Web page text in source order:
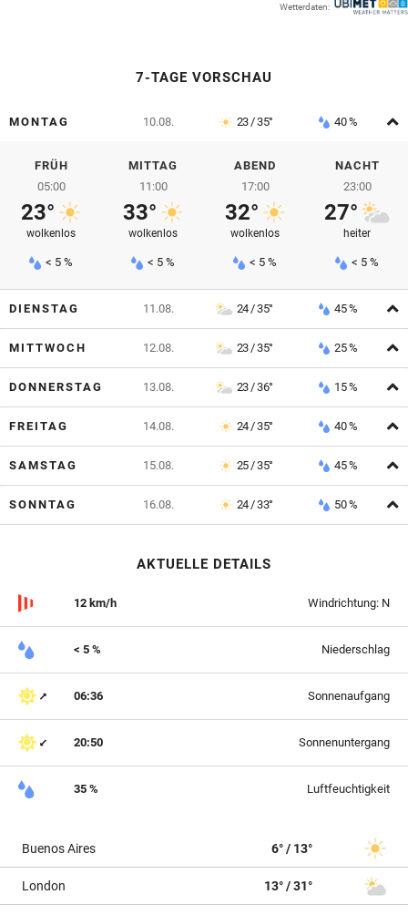
Wetterdaten:
7-TAGE VORSCHAU
MONTAG 10.08. 23 / 35° 40 %
FRÜH
05:00
23°
wolkenlos
< 5 %
MITTAG
11:00
33°
wolkenlos
< 5 %
ABEND
17:00
32°
wolkenlos
< 5 %
NACHT
23:00
27°
heiter
< 5 %
DIENSTAG 11.08. 24 / 35° 45 %
MITTWOCH 12.08. 23 / 35° 25 %
DONNERSTAG 13.08. 23 / 36° 15 %
FREITAG 14.08. 24 / 35° 40 %
SAMSTAG 15.08. 25 / 35° 45 %
SONNTAG 16.08. 24 / 33° 50 %
AKTUELLE DETAILS
12 km/h Windrichtung: N
< 5 % Niederschlag
06:36 Sonnenaufgang
20:50 Sonnenuntergang
35 % Luftfeuchtigkeit
Buenos Aires 6° / 13°
London 13° / 31°